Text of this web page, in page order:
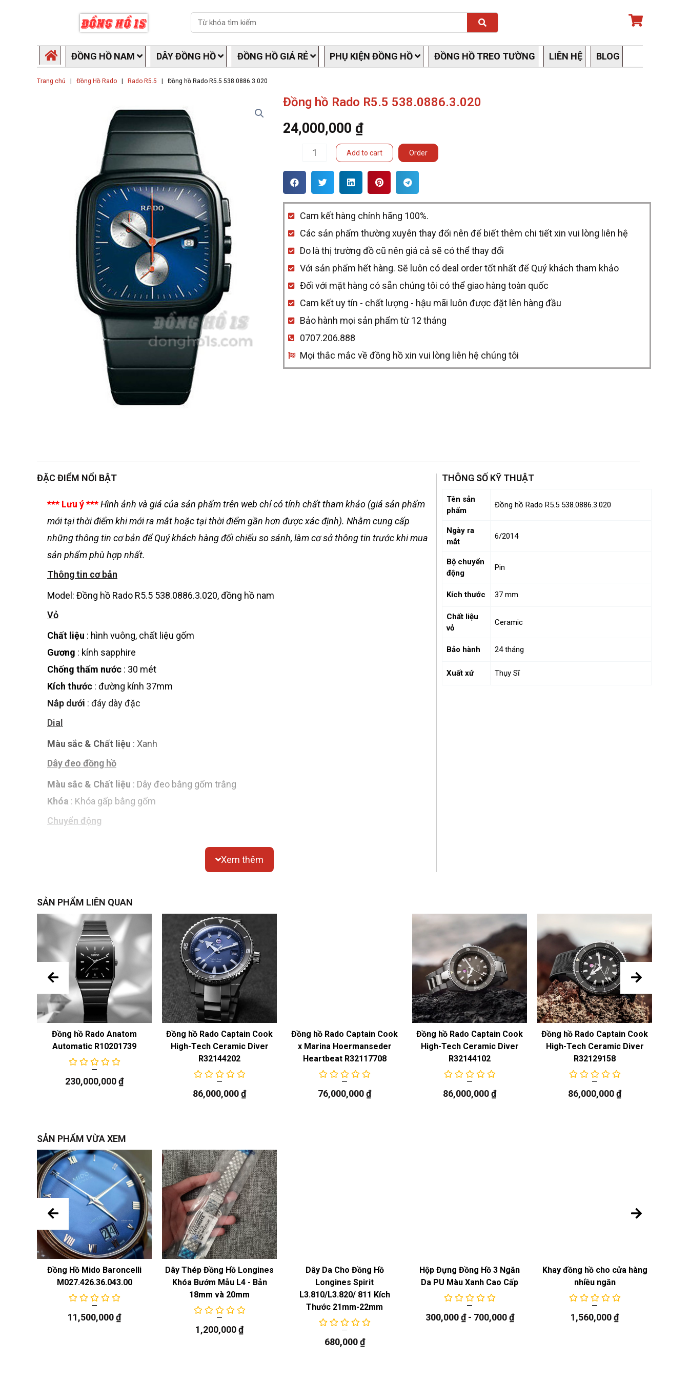
Search Search
ĐỒNG HỒ NAM DÂY ĐỒNG HỒ ĐỒNG HỒ GIÁ RẺ PHỤ KIỆN ĐỒNG HỒ ĐỒNG HỒ TREO TƯỜNG LIÊN HỆ BLOG
Trang chủ Đồng Hồ Rado Rado R5.5 Đồng hồ Rado R5.5 538.0886.3.020
Đồng hồ Rado R5.5 538.0886.3.020
24,000,000 ₫
hồ
Rado
R5.5
538.0886.3.020
quantity
Add to cart Order
Cam kết hàng chính hãng 100%.
Các sản phẩm thường xuyên thay đổi nên để biết thêm chi tiết xin vui lòng liên hệ
Do là thị trường đồ cũ nên giá cả sẽ có thể thay đổi
Với sản phẩm hết hàng. Sẽ luôn có deal order tốt nhất để Quý khách tham khảo
Đối với mặt hàng có sẵn chúng tôi có thể giao hàng toàn quốc
Cam kết uy tín - chất lượng - hậu mãi luôn được đặt lên hàng đầu
Bảo hành mọi sản phẩm từ 12 tháng
0707.206.888
Mọi thắc mắc về đồng hồ xin vui lòng liên hệ chúng tôi
ĐẶC ĐIỂM NỔI BẬT
*** Lưu ý ***Hình ảnh và giá của sản phẩm trên web chỉ có tính chất tham khảo (giá sản phẩm
mới tại thời điểm khi mới ra mắt hoặc tại thời điểm gần hơn được xác định). Nhằm cung cấp
những thông tin cơ bản để Quý khách hàng đối chiếu so sánh, làm cơ sở thông tin trước khi mua
sản phẩm phù hợp nhất.
Thông tin cơ bản
Model: Đồng hồ Rado R5.5 538.0886.3.020, đồng hồ nam
Vỏ
Chất liệu : hình vuông, chất liệu gốm
Gương : kính sapphire
Chống thấm nước : 30 mét
Kích thước : đường kính 37mm
Nắp dưới : đáy dày đặc
Dial
Màu sắc & Chất liệu : Xanh
Dây đeo đồng hồ
Màu sắc & Chất liệu : Dây đeo bằng gốm trắng
Khóa : Khóa gấp bằng gốm
Chuyển động
Xem thêm
THÔNG SỐ KỸ THUẬT
Tên sản
phẩm
Đồng hồ Rado R5.5 538.0886.3.020
Ngày ra
mắt
6/2014
Bộ chuyển
động
Pin
Kích thước 37 mm
Chất liệu
vỏ
Ceramic
Bảo hành 24 tháng
Xuất xứ Thụy Sĩ
SẢN PHẨM LIÊN QUAN
Đồng hồ Rado Anatom
Automatic R10201739
230,000,000₫
Đồng hồ Rado Captain Cook
High-Tech Ceramic Diver
R32144202
86,000,000₫
Đồng hồ Rado Captain Cook
x Marina Hoermanseder
Heartbeat R32117708
76,000,000₫
Đồng hồ Rado Captain Cook
High-Tech Ceramic Diver
R32144102
86,000,000₫
Đồng hồ Rado Captain Cook
High-Tech Ceramic Diver
R32129158
86,000,000₫
SẢN PHẨM VỪA XEM
Đồng Hồ Mido Baroncelli
M027.426.36.043.00
11,500,000₫
Dây Thép Đồng Hồ Longines
Khóa Bướm Mẫu L4 - Bản
18mm và 20mm
1,200,000₫
Dây Da Cho Đồng Hồ
Longines Spirit
L3.810/L3.820/ 811 Kích
Thước 21mm-22mm
680,000₫
Hộp Đựng Đồng Hồ 3 Ngăn
Da PU Màu Xanh Cao Cấp
300,000₫- 700,000₫
Khay đồng hồ cho cửa hàng
nhiều ngăn
1,560,000₫